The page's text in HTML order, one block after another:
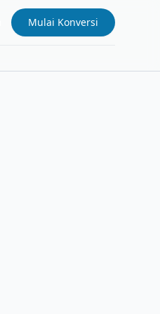
Mulai Konversi